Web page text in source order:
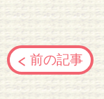
前の記事